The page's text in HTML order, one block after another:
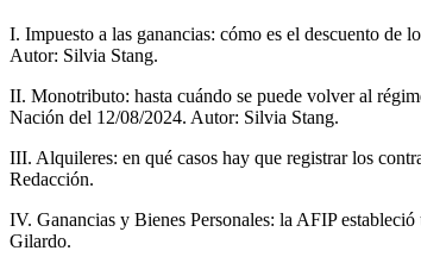
I. Impuesto a las ganancias: cómo es el descuento
Autor: Silvia Stang.
II. Monotributo: hasta cuándo se puede volver al
Nación del 12/08/2024. Autor: Silvia Stang.
III. Alquileres: en qué casos hay que registrar los
Redacción.
IV. Ganancias y Bienes Personales: la AFIP
Gilardo.